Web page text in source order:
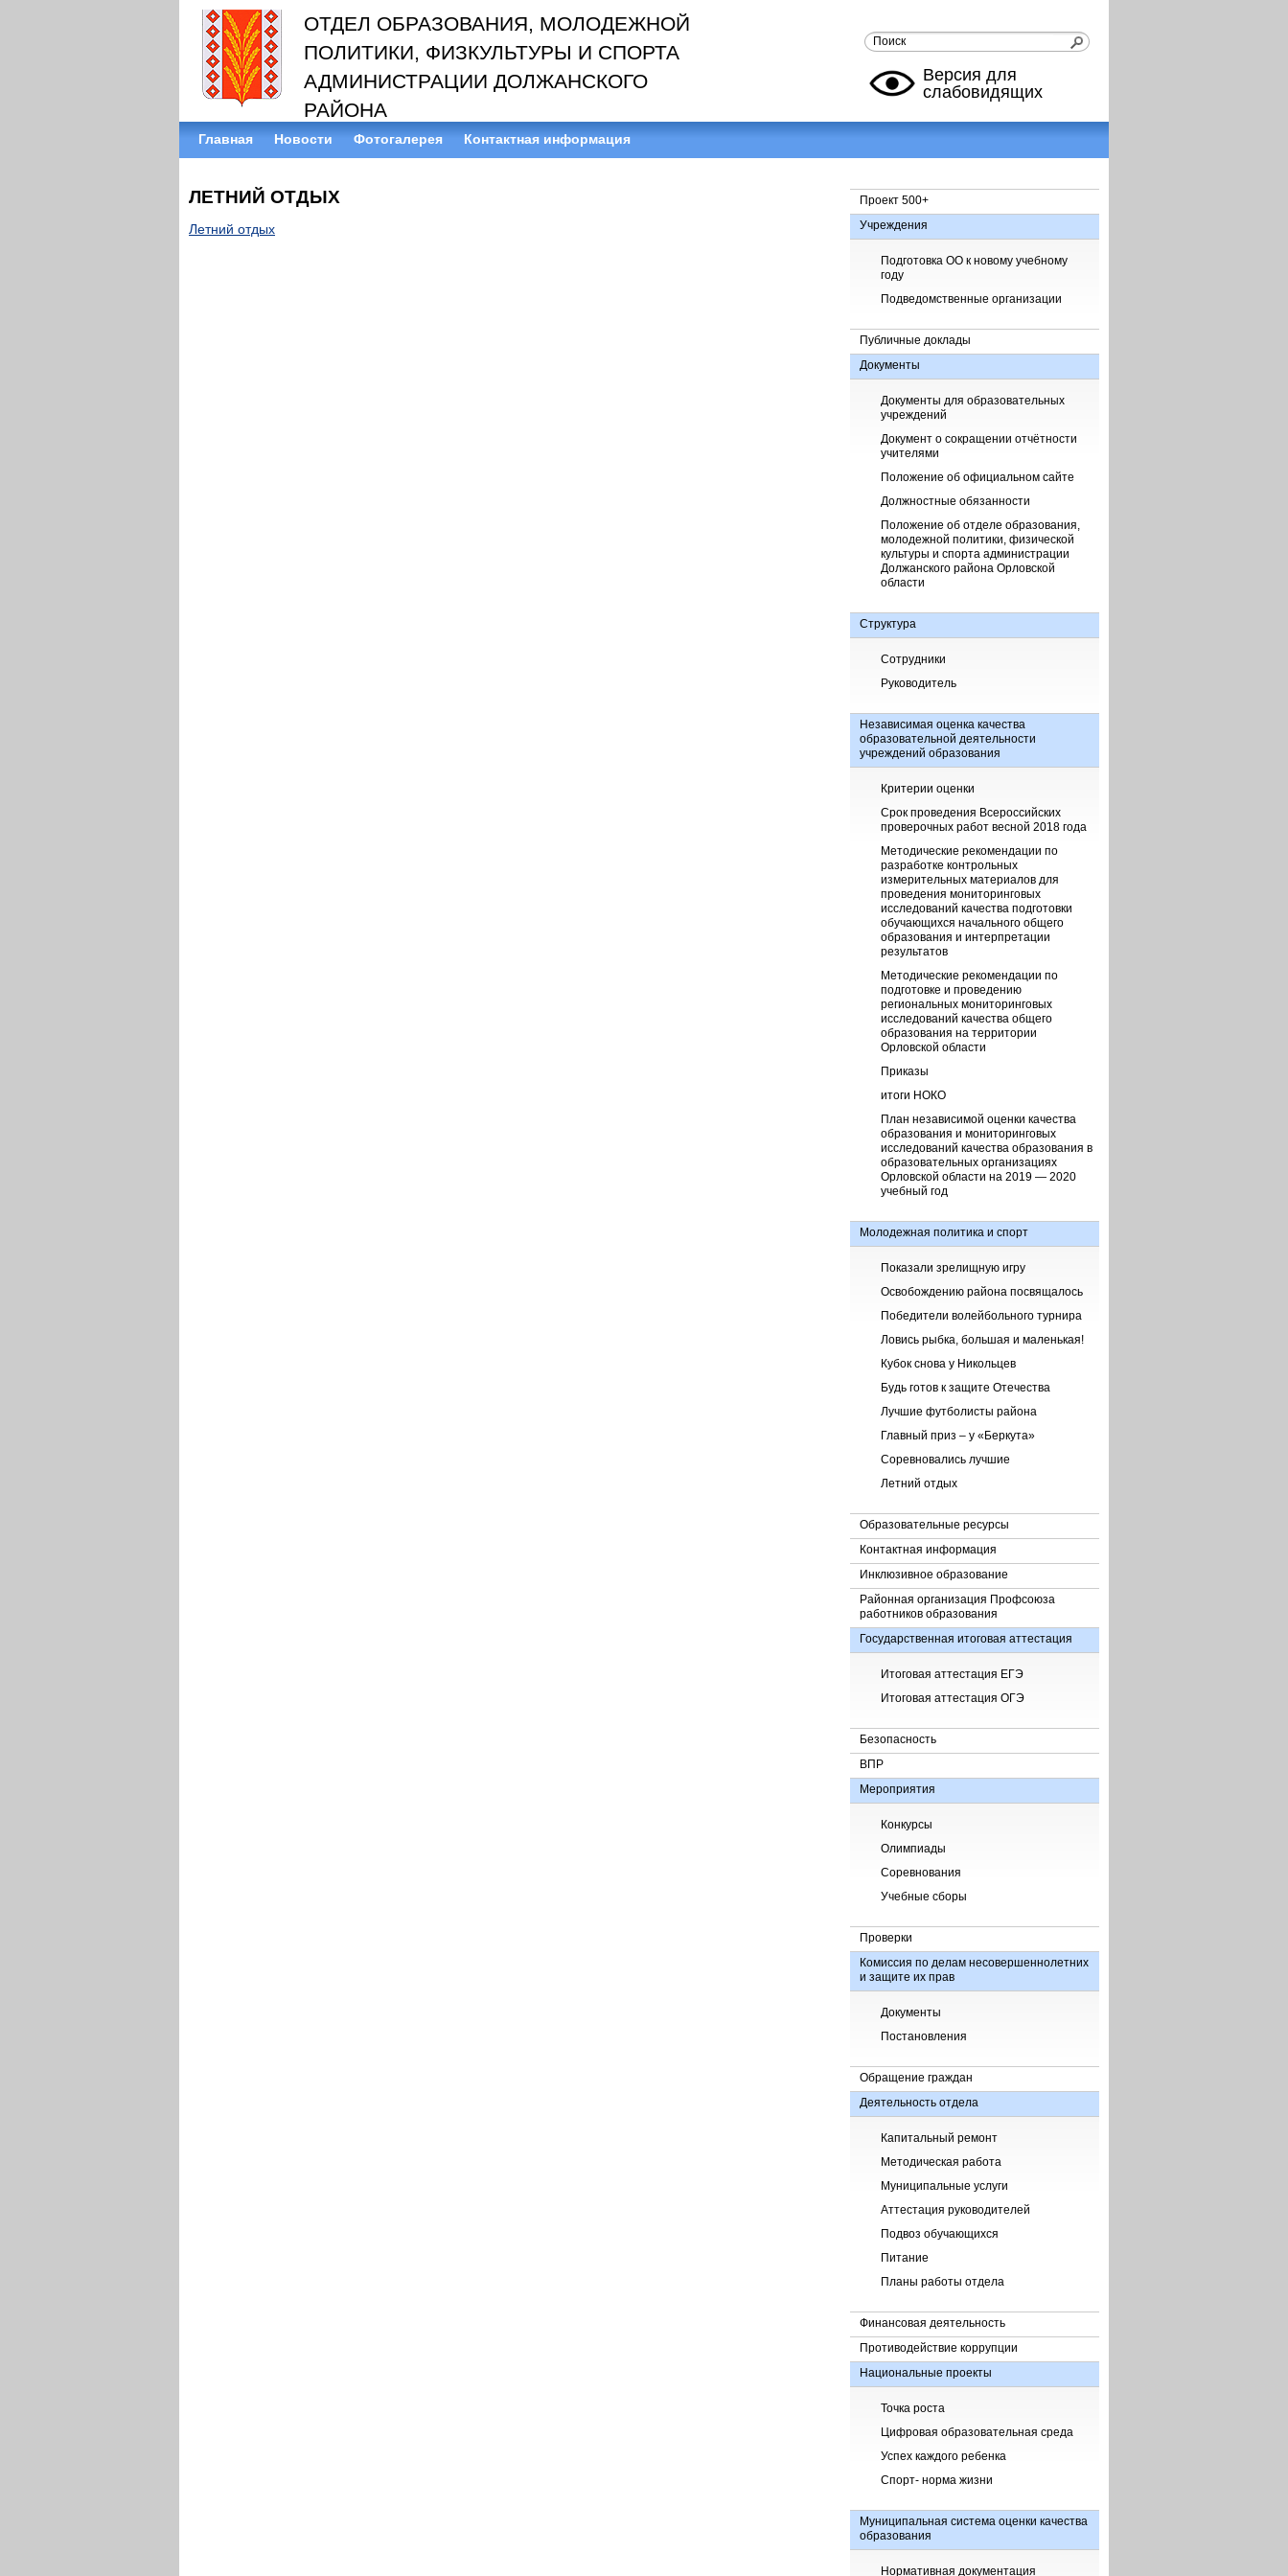
ОТДЕЛ ОБРАЗОВАНИЯ, МОЛОДЕЖНОЙ
ПОЛИТИКИ, ФИЗКУЛЬТУРЫ И СПОРТА
АДМИНИСТРАЦИИ ДОЛЖАНСКОГО
РАЙОНА
Версия для
слабовидящих
Главная Новости Фотогалерея Контактная информация
ЛЕТНИЙ ОТДЫХ
Летний отдых
Проект 500+
Учреждения
Подготовка ОО к новому учебному
году
Подведомственные организации
Публичные доклады
Документы
Документы для образовательных
учреждений
Документ о сокращении отчётности
учителями
Положение об официальном сайте
Должностные обязанности
Положение об отделе образования,
молодежной политики, физической
культуры и спорта администрации
Должанского района Орловской
области
Структура
Сотрудники
Руководитель
Независимая оценка качества
образовательной деятельности
учреждений образования
Критерии оценки
Срок проведения Всероссийских
проверочных работ весной 2018 года
Методические рекомендации по
разработке контрольных
измерительных материалов для
проведения мониторинговых
исследований качества подготовки
обучающихся начального общего
образования и интерпретации
результатов
Методические рекомендации по
подготовке и проведению
региональных мониторинговых
исследований качества общего
образования на территории
Орловской области
Приказы
итоги НОКО
План независимой оценки качества
образования и мониторинговых
исследований качества образования в
образовательных организациях
Орловской области на 2019 — 2020
учебный год
Молодежная политика и спорт
Показали зрелищную игру
Освобождению района посвящалось
Победители волейбольного турнира
Ловись рыбка, большая и маленькая!
Кубок снова у Никольцев
Будь готов к защите Отечества
Лучшие футболисты района
Главный приз – у «Беркута»
Соревновались лучшие
Летний отдых
Образовательные ресурсы
Контактная информация
Инклюзивное образование
Районная организация Профсоюза
работников образования
Государственная итоговая аттестация
Итоговая аттестация ЕГЭ
Итоговая аттестация ОГЭ
Безопасность
ВПР
Мероприятия
Конкурсы
Олимпиады
Соревнования
Учебные сборы
Проверки
Комиссия по делам несовершеннолетних
и защите их прав
Документы
Постановления
Обращение граждан
Деятельность отдела
Капитальный ремонт
Методическая работа
Муниципальные услуги
Аттестация руководителей
Подвоз обучающихся
Питание
Планы работы отдела
Финансовая деятельность
Противодействие коррупции
Национальные проекты
Точка роста
Цифровая образовательная среда
Успех каждого ребенка
Спорт- норма жизни
Муниципальная система оценки качества
образования
Нормативная документация